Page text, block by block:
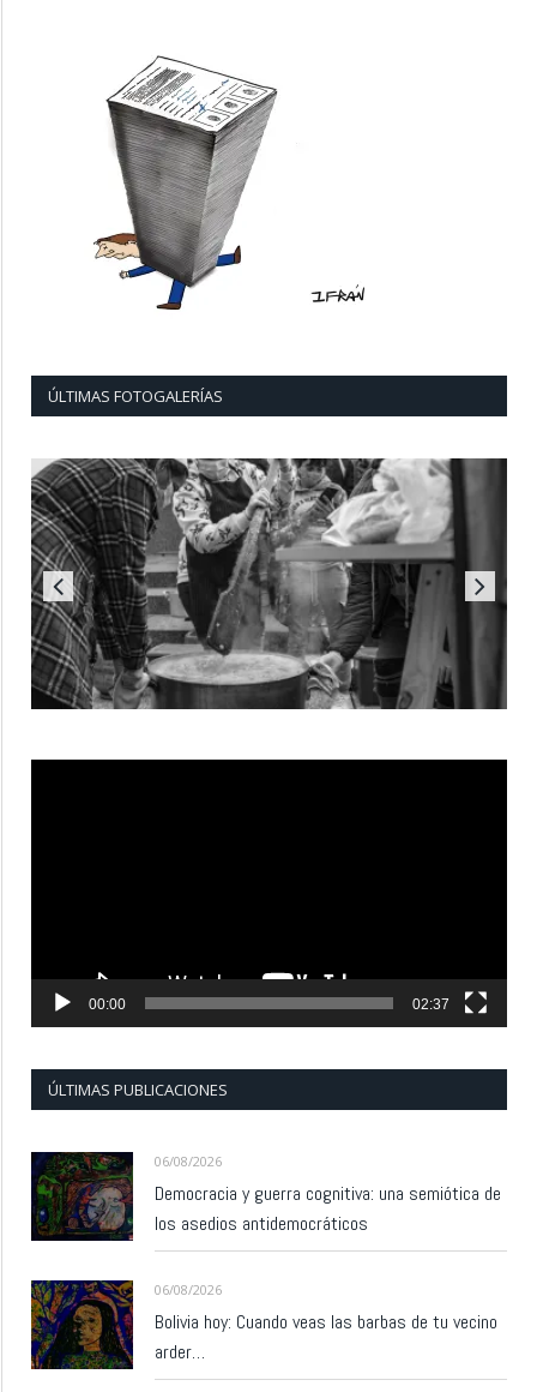
ÚLTIMAS FOTOGALERÍAS
00:00 02:37
ÚLTIMAS PUBLICACIONES
06/08/2026
Democracia y guerra cognitiva: una semiótica de
los asedios antidemocráticos
06/08/2026
Bolivia hoy: Cuando veas las barbas de tu vecino
arder…